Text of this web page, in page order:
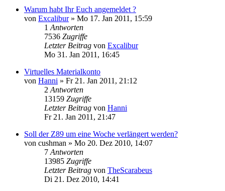
Warum habt Ihr Euch angemeldet ?
von Excalibur» Mo 17. Jan 2011, 15:59
1 Antworten
7536 Zugriffe
Letzter Beitrag von Excalibur
Mo 31. Jan 2011, 16:45
Virtuelles Materialkonto
von Hanni » Fr 21. Jan 2011, 21:12
2 Antworten
13159 Zugriffe
Letzter Beitrag von Hanni
Fr 21. Jan 2011, 21:47
Soll der Z89 um eine Woche verlängert werden?
von cushman » Mo 20. Dez 2010, 14:07
7 Antworten
13985 Zugriffe
Letzter Beitrag von TheScarabeus
Di 21. Dez 2010, 14:41